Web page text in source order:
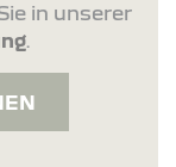
in unserer
.